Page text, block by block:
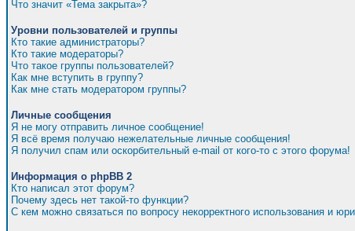
Что значит «Тема закрыта»?
Уровни пользователей и группы
Кто такие администраторы?
Кто такие модераторы?
Что такое группы пользователей?
Как мне вступить в группу?
Как мне стать модератором группы?
Личные сообщения
Я не могу отправить личное сообщение!
Я всё время получаю нежелательные личные сообщения!
Я получил спам или оскорбительный e-mail от кого-то с этого форума!
Информация о phpBB 2
Кто написал этот форум?
Почему здесь нет такой-то функции?
С кем можно связаться по вопросу некорректного использования и